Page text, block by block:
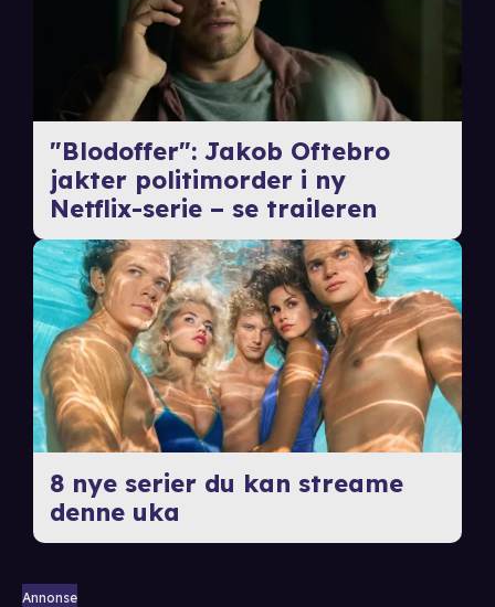
"Blodoffer": Jakob Oftebro
jakter politimorder i ny
Netflix-serie – se traileren
8 nye serier du kan streame
denne uka
Annonse